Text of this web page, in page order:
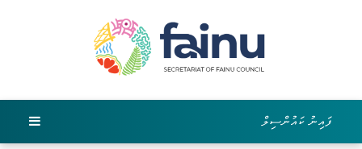
ފައިނު ކައުންސިލް